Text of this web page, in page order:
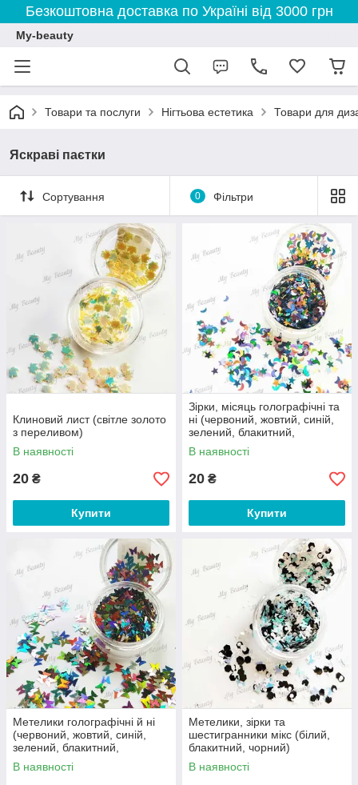
Безкоштовна доставка по Україні від 3000 грн
My-beauty
Товари та послуги Нігтьова естетика Товари для
Яскраві паєтки
Сортування 0 Фільтри
Клиновий лист (світле золото
з переливом)
В наявності
20 ₴
Купити
Зірки, місяць голографічні та
ні (червоний, жовтий, синій,
зелений, блакитний,
фіолетовий, срібло)
В наявності
20 ₴
Купити
Метелики голографічні й ні
(червоний, жовтий, синій,
зелений, блакитний,
фіолетовий, срібло)
В наявності
Метелики, зірки та
шестигранники мікс (білий,
блакитний, чорний)
В наявності